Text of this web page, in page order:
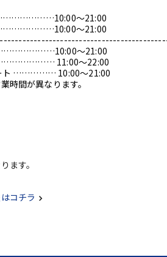
～21:00
～21:00
～21:00
11:00～22:00
ト …………… 10:00～21:00
時間が異なります。
ます。
コチラ